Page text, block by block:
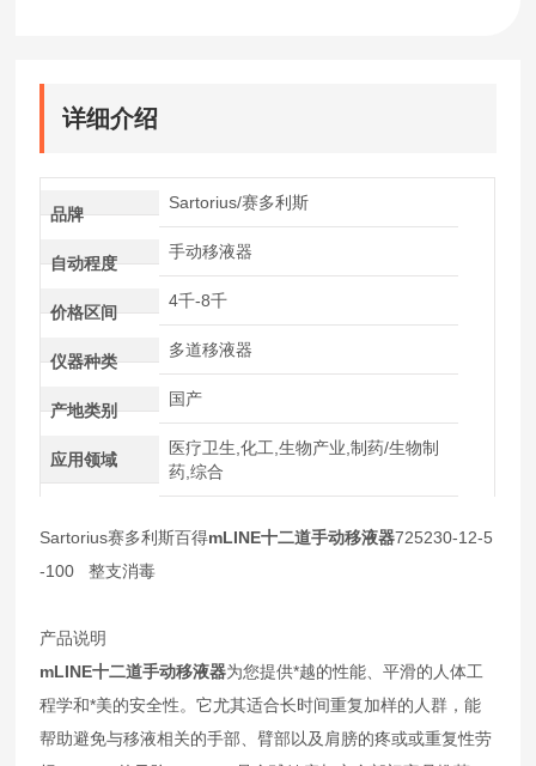
详细介绍
品牌
Sartorius/赛多利斯
自动程度
手动移液器
价格区间
4千-8千
仪器种类
多道移液器
产地类别
国产
应用领域
医疗卫生,化工,生物产业,制药/生物制
药,综合
Sartorius赛多利斯百得mLINE十二道手动移液器725230-12-5
-100
整支消毒
产品说明
mLINE十二道手动移液器为您提供*越的性能、平滑的人体工
程学和*美的安全性。它尤其适合长时间重复加样的人群，能
帮助避免与移液相关的手部、臂部以及肩膀的疼或或重复性劳